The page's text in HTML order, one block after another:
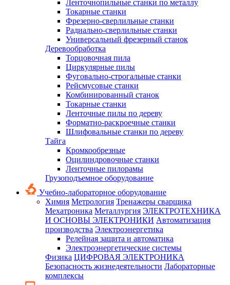
Ленточнопильные станки по металлу
Токарные станки
Фрезерно-сверлильные станки
Радиально-сверлильные станки
Универсальный фрезерный станок
Деревообработка
Торцовочная пила
Циркулярные пилы
Фуговально-строгальные станки
Рейсмусовые станки
Комбинированный станок
Токарные станки
Ленточные пилы по дереву
Форматно-раскроечные станки
Шлифовальные станки по дереву
Тайга
Кромкообрезные
Оцилиндровочные станки
Ленточные пилорамы
Грузоподъемное оборудование
Учебно-лабораторное оборудование
Химия Метрология Тренажеры сварщика
Мехатроника Металлургия ЭЛЕКТРОТЕХНИКА
И ОСНОВЫ ЭЛЕКТРОНИКИ Автоматизация
производства Электроэнергетика
Релейная защита и автоматика
Электроэнергетические системы
Физика ЦИФРОВАЯ ЭЛЕКТРОНИКА
Безопасность жизнедеятельности Лабораторные
комплексы